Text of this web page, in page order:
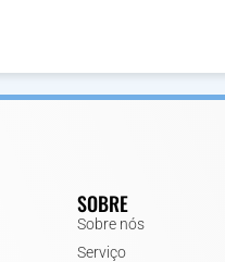
SOBRE
Sobre nós
Serviço